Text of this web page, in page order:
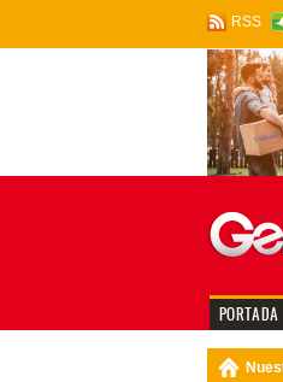
RSS
PORTADA